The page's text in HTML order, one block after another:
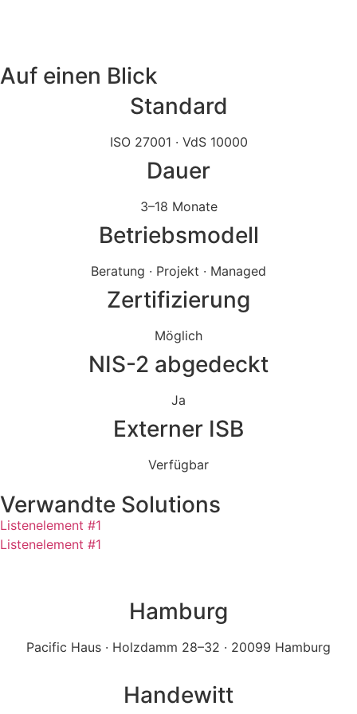
Auf einen Blick
Standard
ISO 27001 · VdS 10000
Dauer
3–18 Monate
Betriebsmodell
Beratung · Projekt · Managed
Zertifizierung
Möglich
NIS-2 abgedeckt
Ja
Externer ISB
Verfügbar
Verwandte Solutions
Listenelement #1
Listenelement #1
Hamburg
Pacific Haus · Holzdamm 28–32 · 20099 Hamburg
Handewitt